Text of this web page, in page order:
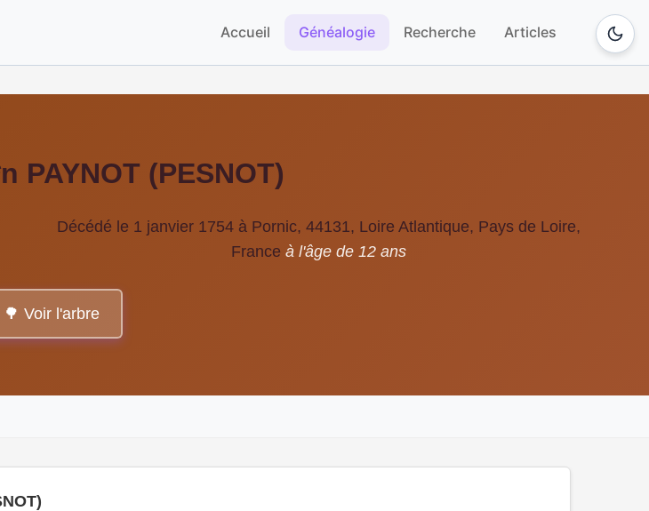
Accueil Généalogie Recherche Articles
PAYNOT (PESNOT)
Décédé le 1 janvier 1754 à Pornic, 44131, Loire Atlantique, Pays de Loire,
France à l'âge de 12 ans
🌳 Voir l'arbre